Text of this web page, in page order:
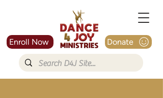
Enroll Now Donate